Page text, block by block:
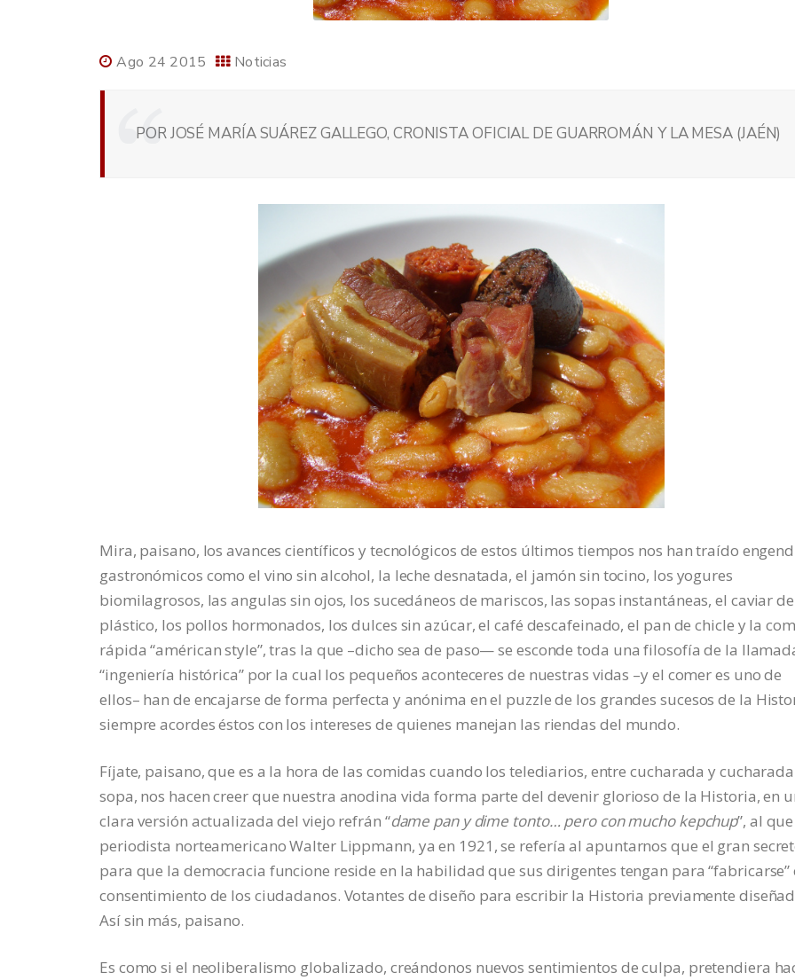
Ago 24 2015 Noticias
POR JOSÉ MARÍA SUÁREZ GALLEGO, CRONISTA OFICIAL DE GUARROMÁN Y LA MESA (JAÉN)
Mira, paisano, los avances científicos y tecnológicos de estos últimos tiempos nos han traído
gastronómicos como el vino sin alcohol, la leche desnatada, el jamón sin tocino, los yogures
biomilagrosos, las angulas sin ojos, los sucedáneos de mariscos, las sopas instantáneas, el caviar de
plástico, los pollos hormonados, los dulces sin azúcar, el café descafeinado, el pan de chicle y la
rápida “américan style”, tras la que –dicho sea de paso— se esconde toda una filosofía de la
“ingeniería histórica” por la cual los pequeños aconteceres de nuestras vidas –y el comer es uno de
ellos– han de encajarse de forma perfecta y anónima en el puzzle de los grandes sucesos de la
siempre acordes éstos con los intereses de quienes manejan las riendas del mundo.
Fíjate, paisano, que es a la hora de las comidas cuando los telediarios, entre cucharada y
sopa, nos hacen creer que nuestra anodina vida forma parte del devenir glorioso de la Historia, en
clara versión actualizada del viejo refrán “dame pan y dime tonto… pero con mucho kepchup”, al
periodista norteamericano Walter Lippmann, ya en 1921, se refería al apuntarnos que el gran
para que la democracia funcione reside en la habilidad que sus dirigentes tengan para “fabricarse”
consentimiento de los ciudadanos. Votantes de diseño para escribir la Historia previamente
Así sin más, paisano.
Es como si el neoliberalismo globalizado, creándonos nuevos sentimientos de culpa, pretendiera